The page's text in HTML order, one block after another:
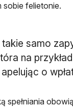
sobie felietonie.
takie samo
na
o
spełniania